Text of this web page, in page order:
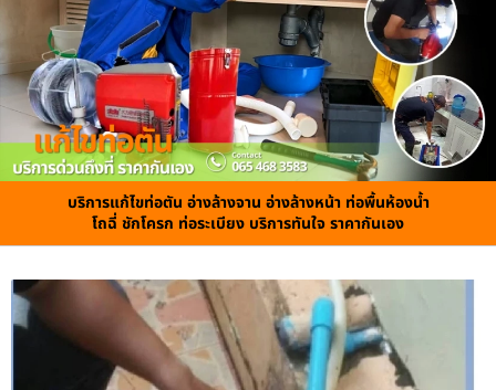
บริการแก้ไขท่อตัน อ่างล้างจาน อ่างล้างหน้า ท่อพื้นห้องน้ำ
โถฉี่ ชักโครก ท่อระเบียง บริการทันใจ ราคากันเอง